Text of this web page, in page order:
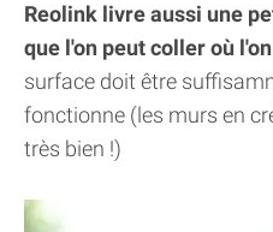
Reolink livre aussi une
que l'on peut coller où
surface doit être
fonctionne (les murs en
très bien !)